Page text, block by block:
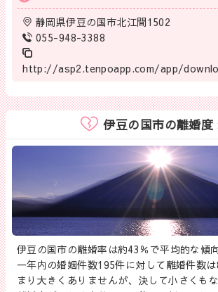
静岡県伊豆の国市北江間1502
055-948-3388
http://asp2.tenpoapp.com/app/
伊豆の国市の離婚度
伊豆の国市の離婚率は約43％で平均的な傾
一年内の婚姻件数195件に対して離婚件数
まり大きくありませんが、決して小さくも